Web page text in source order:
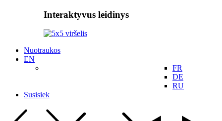
Interaktyvus leidinys
Nuotraukos
EN
FR
DE
RU
Susisiek